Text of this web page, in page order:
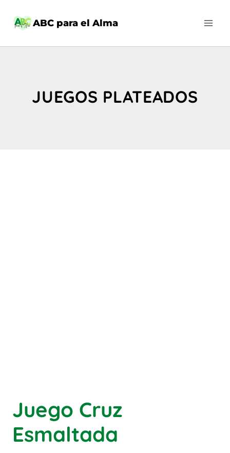
ABC para el Alma
JUEGOS PLATEADOS
Juego Cruz
Esmaltada